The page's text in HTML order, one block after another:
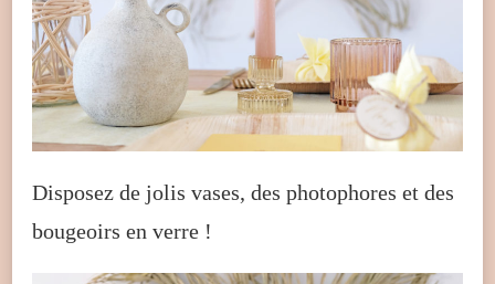
Disposez de jolis vases, des photophores et des
bougeoirs en verre !